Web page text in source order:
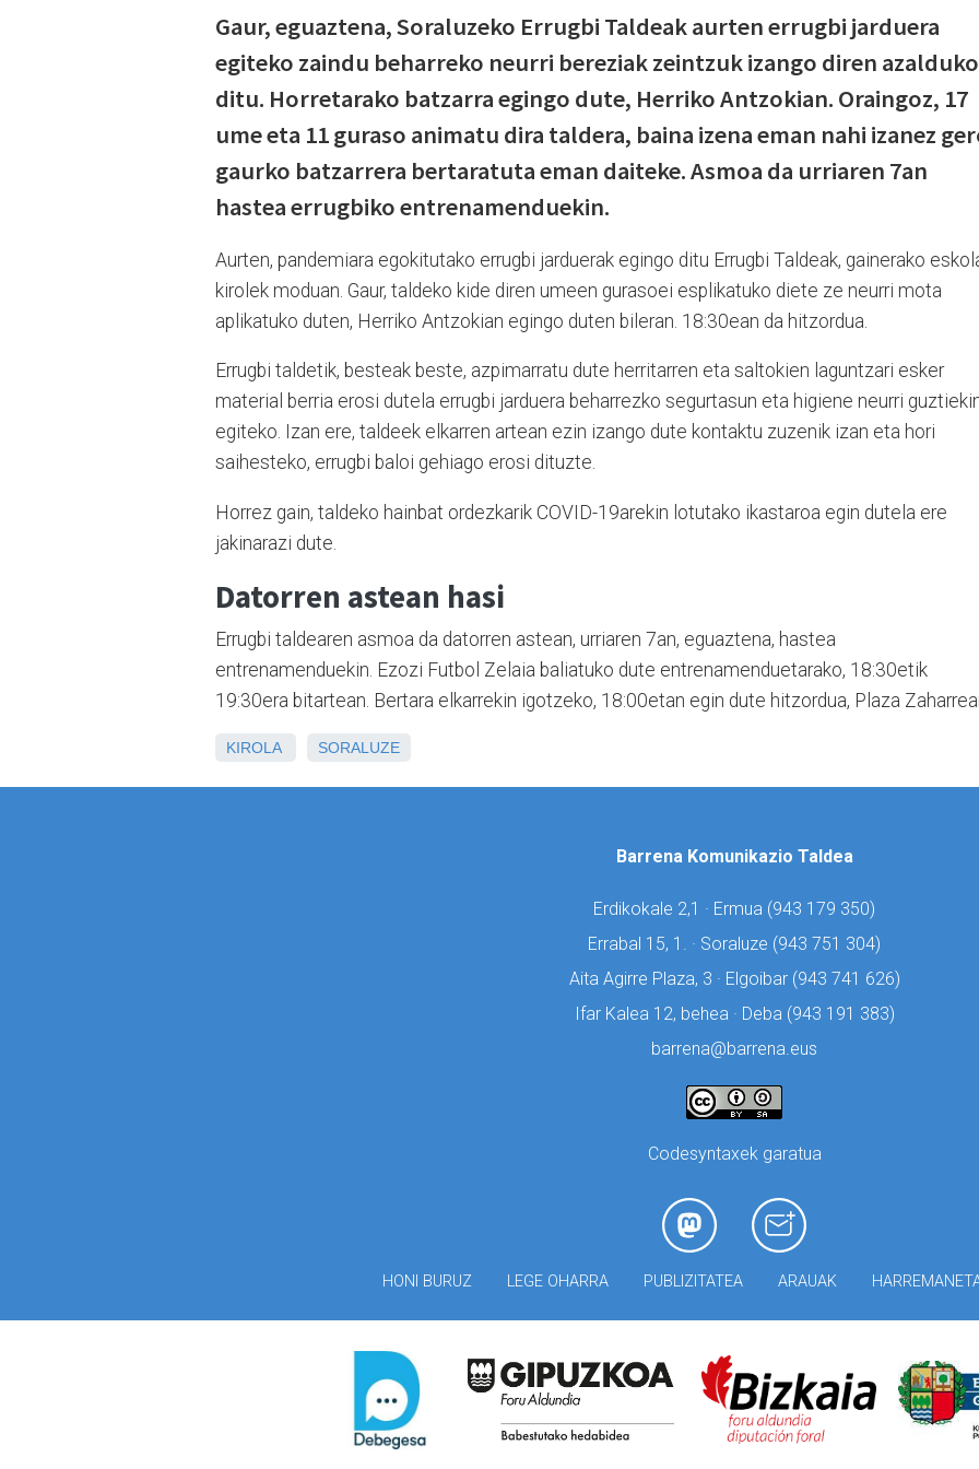
Gaur, eguaztena, Soraluzeko Errugbi Taldeak aurten errugbi jarduera
egiteko zaindu beharreko neurri bereziak zeintzuk izango diren azalduko
ditu. Horretarako batzarra egingo dute, Herriko Antzokian. Oraingoz, 17
ume eta 11 guraso animatu dira taldera, baina izena eman nahi izanez
gaurko batzarrera bertaratuta eman daiteke. Asmoa da urriaren 7an
hastea errugbiko entrenamenduekin.
Aurten, pandemiara egokitutako errugbi jarduerak egingo ditu Errugbi Taldeak, gainerako
kirolek moduan. Gaur, taldeko kide diren umeen gurasoei esplikatuko diete ze neurri mota
aplikatuko duten, Herriko Antzokian egingo duten bileran. 18:30ean da hitzordua.
Errugbi taldetik, besteak beste, azpimarratu dute herritarren eta saltokien laguntzari esker
material berria erosi dutela errugbi jarduera beharrezko segurtasun eta higiene neurri
egiteko. Izan ere, taldeek elkarren artean ezin izango dute kontaktu zuzenik izan eta hori
saihesteko, errugbi baloi gehiago erosi dituzte.
Horrez gain, taldeko hainbat ordezkarik COVID-19arekin lotutako ikastaroa egin dutela ere
jakinarazi dute.
Datorren astean hasi
Errugbi taldearen asmoa da datorren astean, urriaren 7an, eguaztena, hastea
entrenamenduekin. Ezozi Futbol Zelaia baliatuko dute entrenamenduetarako, 18:30etik
19:30era bitartean. Bertara elkarrekin igotzeko, 18:00etan egin dute hitzordua, Plaza
KIROLA SORALUZE
Barrena Komunikazio Taldea
Erdikokale 2,1 · Ermua (943 179 350)
Errabal 15, 1. · Soraluze (943 751 304)
Aita Agirre Plaza, 3 · Elgoibar (943 741 626)
Ifar Kalea 12, behea · Deba (943 191 383)
barrena@barrena.eus
Codesyntaxek garatua
HONI BURUZ LEGE OHARRA PUBLIZITATEA ARAUAK